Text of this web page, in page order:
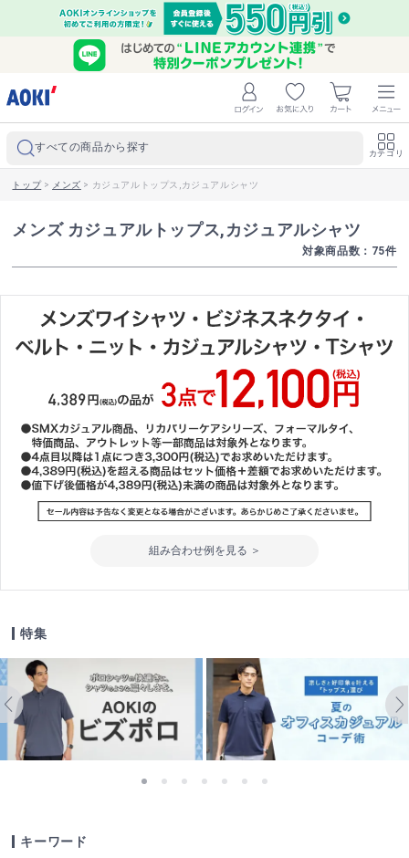
すべての商品から探す カテゴリ
トップ> メンズ > カジュアルトップス,カジュアルシャツ
メンズ カジュアルトップス,カジュアルシャツ
対象商品数： 75件
組み合わせ例を見る ＞
特集
キーワード